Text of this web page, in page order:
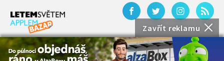
Zavřít reklamu